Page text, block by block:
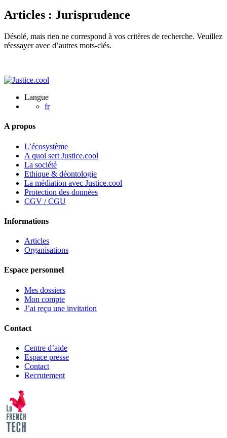
Articles : Jurisprudence
Désolé, mais rien ne correspond à vos critères de recherche. Veuillez
réessayer avec d’autres mots-clés.
Langue
fr
A propos
L’écosystème
A quoi sert Justice.cool
La société
Ethique & déontologie
La médiation avec Justice.cool
Protection des données
CGV / CGU
Informations
Articles
Organisations
Espace personnel
Mes dossiers
Mon compte
J’ai reçu une invitation
Contact
Centre d’aide
Espace presse
Contact
Recrutement